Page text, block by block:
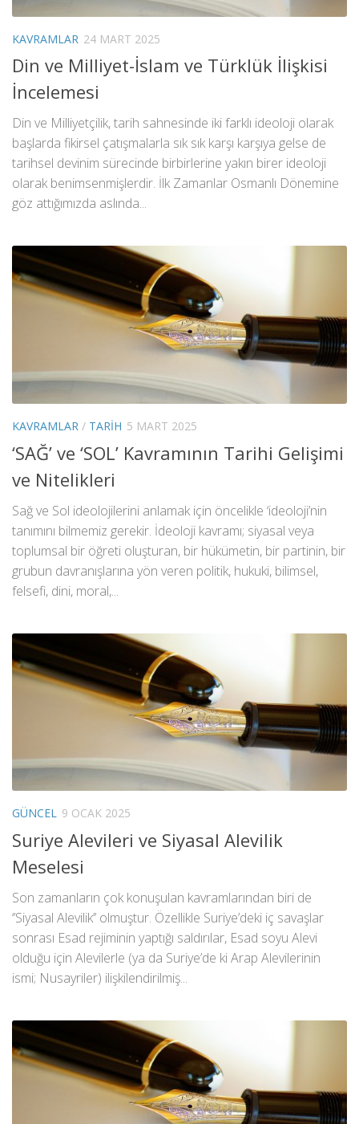
KAVRAMLAR 24 MART 2025
Din ve Milliyet-İslam ve Türklük İlişkisi
İncelemesi
Din ve Milliyetçilik, tarih sahnesinde iki farklı ideoloji olarak
başlarda fikirsel çatışmalarla sık sık karşı karşıya gelse de
tarihsel devinim sürecinde birbirlerine yakın birer ideoloji
olarak benimsenmişlerdir. İlk Zamanlar Osmanlı Dönemine
göz attığımızda aslında...
KAVRAMLAR / TARIH 5 MART 2025
‘SAĞ’ ve ‘SOL’ Kavramının Tarihi Gelişimi
ve Nitelikleri
Sağ ve Sol ideolojilerini anlamak için öncelikle ‘ideoloji’nin
tanımını bilmemiz gerekir. İdeoloji kavramı; siyasal veya
toplumsal bir öğreti oluşturan, bir hükümetin, bir partinin, bir
grubun davranışlarına yön veren politik, hukuki, bilimsel,
felsefi, dini, moral,...
GÜNCEL 9 OCAK 2025
Suriye Alevileri ve Siyasal Alevilik
Meselesi
Son zamanların çok konuşulan kavramlarından biri de
‘’Siyasal Alevilik’’ olmuştur. Özellikle Suriye’deki iç savaşlar
sonrası Esad rejiminin yaptığı saldırılar, Esad soyu Alevi
olduğu için Alevilerle (ya da Suriye’de ki Arap Alevilerinin
ismi; Nusayriler) ilişkilendirilmiş...